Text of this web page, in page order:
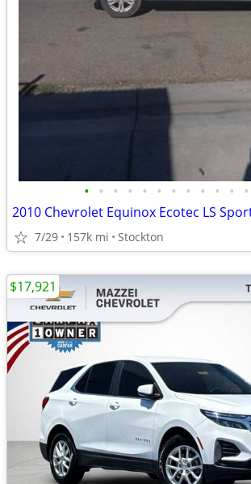
• • • • • • • • • • • •
2010 Chevrolet Equinox Ecotec LS
7/29 157k mi Stockton
$17,921